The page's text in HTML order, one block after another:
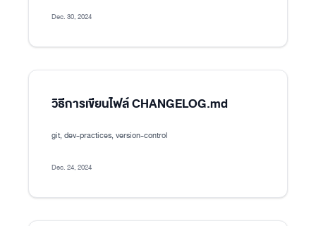
Dec. 30, 2024
วิธีการเขียนไฟล์ CHANGELOG.md
git, dev-practices, version-control
Dec. 24, 2024